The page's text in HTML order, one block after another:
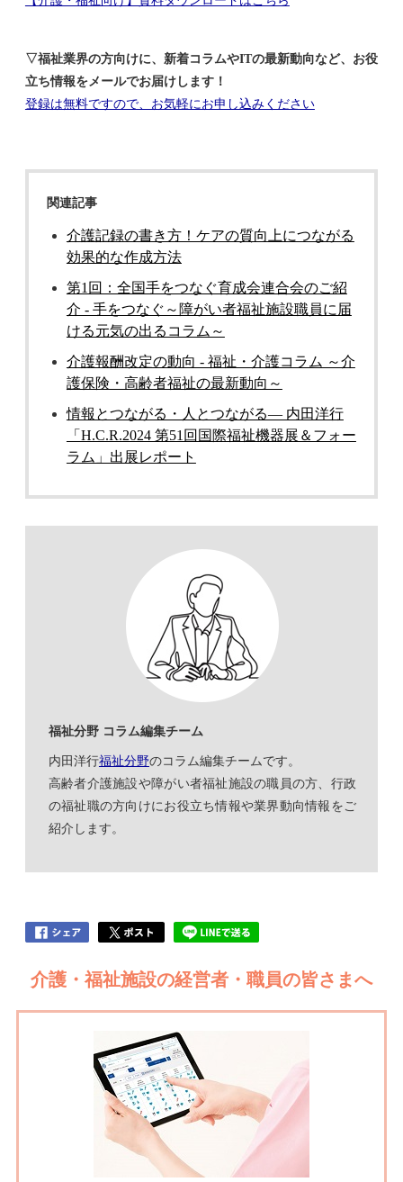
▽福祉業界の方向けに、新着コラムやITの最新動向など、お役
立ち情報をメールでお届けします！
登録は無料ですので、お気軽にお申し込みください
関連記事
介護記録の書き方！ケアの質向上につながる
効果的な作成方法
第1回：全国手をつなぐ育成会連合会のご紹
介 - 手をつなぐ～障がい者福祉施設職員に届
ける元気の出るコラム～
介護報酬改定の動向 - 福祉・介護コラム ～介
護保険・高齢者福祉の最新動向～
情報とつながる・人とつながる― 内田洋行
「H.C.R.2024 第51回国際福祉機器展＆フォー
ラム」出展レポート
福祉分野 コラム編集チーム
内田洋行福祉分野のコラム編集チームです。
高齢者介護施設や障がい者福祉施設の職員の方、行政
の福祉職の方向けにお役立ち情報や業界動向情報をご
紹介します。
介護・福祉施設の経営者・職員の皆さまへ